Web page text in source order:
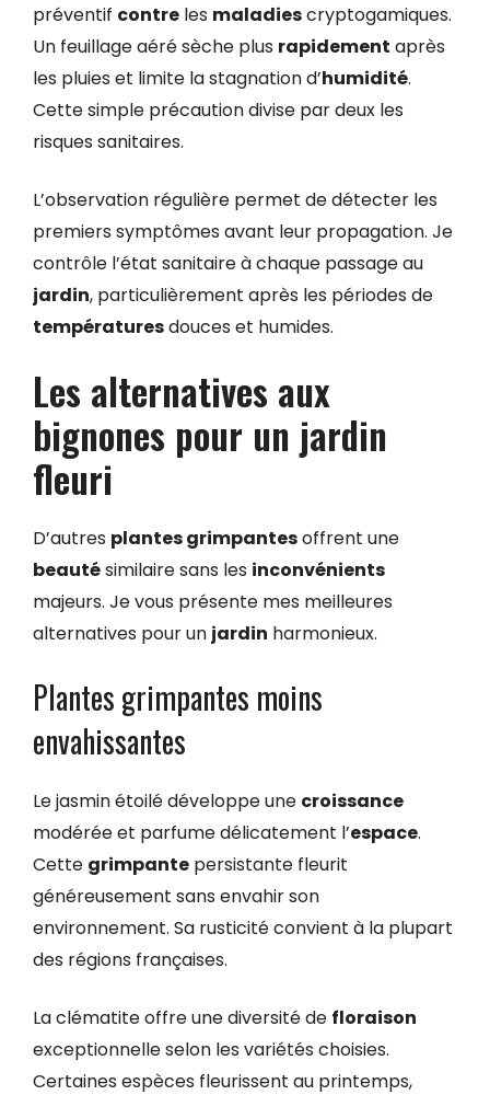
préventif contre les maladiescryptogamiques.
Un feuillage aéré sèche plus rapidement après
les pluies et limite la stagnation d’humidité.
Cette simple précaution divise par deux les
risques sanitaires.
L’observation régulière permet de détecter les
premiers symptômes avant leur propagation. Je
contrôle l’état sanitaire à chaque passage au
jardin, particulièrement après les périodes de
températuresdouces et humides.
Les alternatives aux
bignones pour un jardin
fleuri
D’autres plantes grimpantesoffrent une
beautésimilaire sans les inconvénients
majeurs. Je vous présente mes meilleures
alternatives pour un jardin harmonieux.
Plantes grimpantes moins
envahissantes
Le jasmin étoilé développe une croissance
modérée et parfume délicatement l’espace.
Cette grimpante persistante fleurit
généreusement sans envahir son
environnement. Sa rusticité convient à la plupart
des régions françaises.
La clématite offre une diversité de floraison
exceptionnelle selon les variétés choisies.
Certaines espèces fleurissent au printemps,